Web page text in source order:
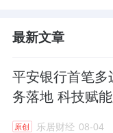
最新文章
平安银行首笔多
务落地 科技赋
原创 乐居财经 08-04